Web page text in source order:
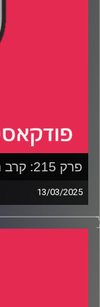
פרק 215: קרב ה-MVP • אורח: ניצן פלד
13/03/2025
פודקאסט
דוידוביץ' ועידן
רבע 1:
הנאגטס: מה
רבע 2: